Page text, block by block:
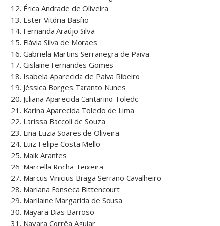
12. Érica Andrade de Oliveira
13. Ester Vitória Basílio
14. Fernanda Araújo Silva
15. Flávia Silva de Moraes
16. Gabriela Martins Serranegra de Paiva
17. Gislaine Fernandes Gomes
18. Isabela Aparecida de Paiva Ribeiro
19. Jéssica Borges Taranto Nunes
20. Juliana Aparecida Cantarino Toledo
21. Karina Aparecida Toledo de Lima
22. Larissa Baccoli de Souza
23. Lina Luzia Soares de Oliveira
24. Luiz Felipe Costa Mello
25. Maik Arantes
26. Marcella Rocha Teixeira
27. Marcus Vinicius Braga Serrano Cavalheiro
28. Mariana Fonseca Bittencourt
29. Marilaine Margarida de Sousa
30. Mayara Dias Barroso
31. Nayara Corrêa Aguiar